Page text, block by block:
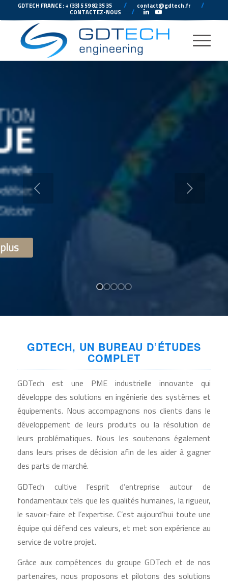
GDTECH FRANCE : + (33) 5 59 82 35 35 //--- contact@gdtech.fr //--
CONTACTEZ-NOUS ---// ---
GDTECH, UN BUREAU D’ÉTUDES
COMPLET
GDTech est une PME industrielle innovante qui
développe des solutions en ingénierie des systèmes et
équipements. Nous accompagnons nos clients dans le
développement de leurs produits ou la résolution de
leurs problématiques. Nous les soutenons également
dans leurs prises de décision afin de les aider à gagner
des parts de marché.
GDTech cultive l’esprit d’entreprise autour de
fondamentaux tels que les qualités humaines, la rigueur,
le savoir-faire et l’expertise. C’est aujourd’hui toute une
équipe qui défend ces valeurs, et met son expérience au
service de votre projet.
Grâce aux compétences du groupe GDTech et de nos
partenaires, nous proposons et pilotons des solutions